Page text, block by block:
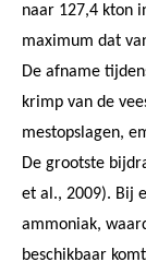
naar 127,4 kton
maximum dat
De afname
krimp van de
mestopslagen,
De grootste
et al., 2009). Bij
ammoniak,
beschikbaar